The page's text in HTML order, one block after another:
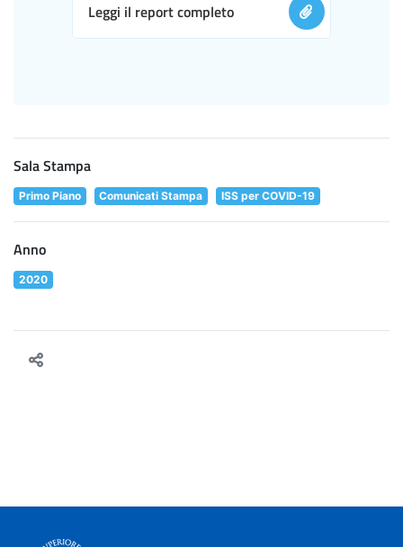
Leggi il report completo
Sala Stampa
Primo Piano Comunicati Stampa ISS per COVID-19
Anno
2020